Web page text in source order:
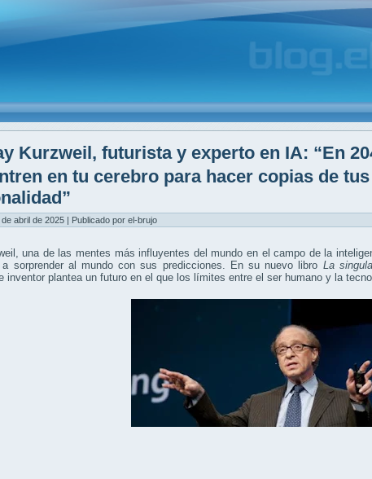
Kurzweil, futurista y experto en IA: “En
en tu cerebro para hacer copias de
abril de 2025 | Publicado por el-brujo
una de las mentes más influyentes del mundo en el campo de la
a sorprender al mundo con sus predicciones. En su nuevo libro La
inventor plantea un futuro en el que los límites entre el ser humano y la